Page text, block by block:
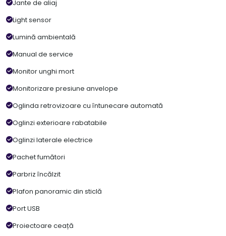
Jante de aliaj
Light sensor
Lumină ambientală
Manual de service
Monitor unghi mort
Monitorizare presiune anvelope
Oglinda retrovizoare cu întunecare automată
Oglinzi exterioare rabatabile
Oglinzi laterale electrice
Pachet fumători
Parbriz încălzit
Plafon panoramic din sticlă
Port USB
Proiectoare ceață